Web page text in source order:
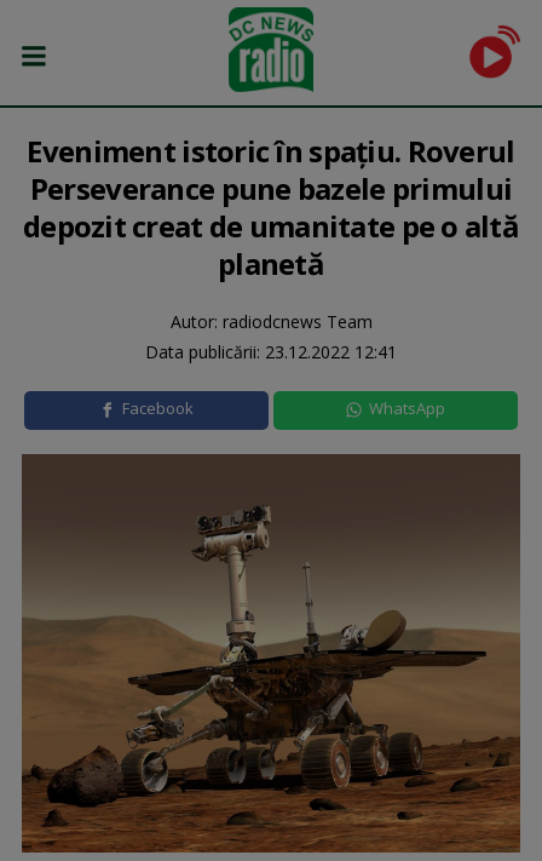
Eveniment istoric în spațiu. Roverul
Perseverance pune bazele primului
depozit creat de umanitate pe o altă
planetă
Autor: radiodcnews Team
Data publicării: 23.12.2022 12:41
Facebook WhatsApp